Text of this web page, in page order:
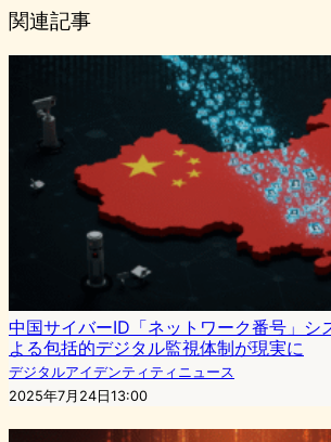
関連記事
中国サイバーID「ネットワーク番号」シ
よる包括的デジタル監視体制が現実に
デジタルアイデンティティニュース
2025年7月24日13:00